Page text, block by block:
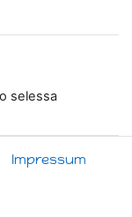
Impressum